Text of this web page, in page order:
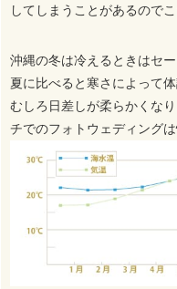
してしまうことがあるので
沖縄の冬は冷えるときはセ
夏に比べると寒さによって
むしろ日差しが柔らかくな
チでのフォトウェディング